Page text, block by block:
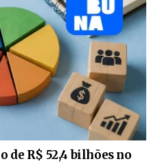
R$ 52,4 bilhões no